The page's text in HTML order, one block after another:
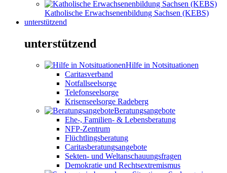
Katholische Erwachsenenbildung Sachsen (KEBS)
unterstützend
unterstützend
Hilfe in Notsituationen
Caritasverband
Notfallseelsorge
Telefonseelsorge
Krisenseelsorge Radeberg
Beratungsangebote
Ehe-, Familien- & Lebensberatung
NFP-Zentrum
Flüchtlingsberatung
Caritasberatungsangebote
Sekten- und Weltanschauungsfragen
Demokratie und Rechtsextremismus